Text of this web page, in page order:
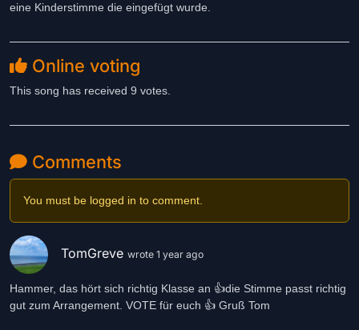
eine Kinderstimme die eingefügt wurde.
Online voting
This song has received 9 votes.
Comments
You must be logged in to comment.
TomGreve wrote 1 year ago
Hammer, das hört sich richtig Klasse an 👍die Stimme passt richtig
gut zum Arrangement. VOTE für euch 👍 Gruß Tom